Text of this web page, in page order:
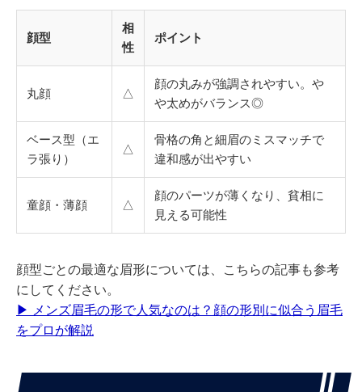
顔型
相
性
ポイント
丸顔 △
顔の丸みが強調されやすい。や
や太めがバランス◎
ベース型（エ
ラ張り）
△
骨格の角と細眉のミスマッチで
違和感が出やすい
童顔・薄顔 △
顔のパーツが薄くなり、貧相に
見える可能性
顔型ごとの最適な眉形については、こちらの記事も参考
にしてください。
▶ メンズ眉毛の形で人気なのは？顔の形別に似合う眉毛
をプロが解説